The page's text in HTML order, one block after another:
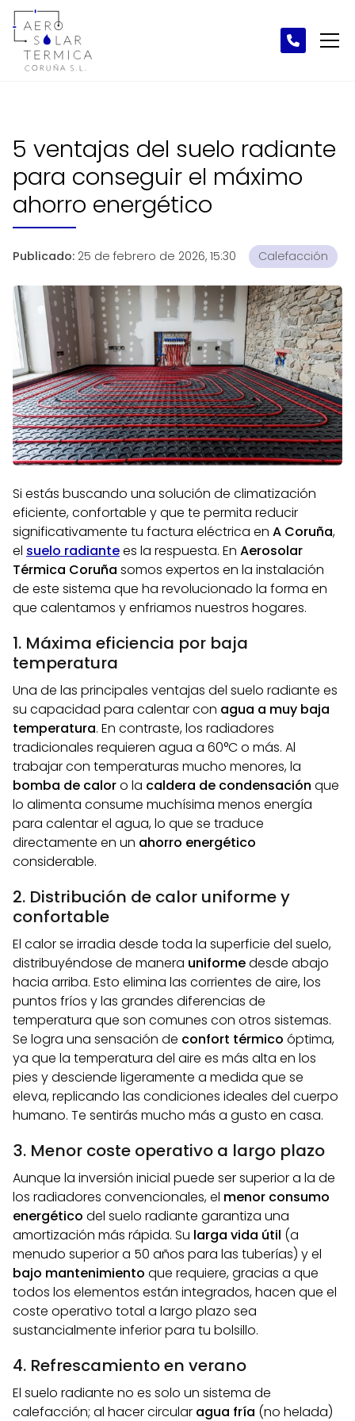
5 ventajas del suelo radiante
para conseguir el máximo
ahorro energético
Publicado: 25 de febrero de 2026, 15:30 Calefacción
Si estás buscando una solución de climatización
eficiente, confortable y que te permita reducir
significativamente tu factura eléctrica en A Coruña,
el suelo radiantees la respuesta. En Aerosolar
Térmica Coruña somos expertos en la instalación
de este sistema que ha revolucionado la forma en
que calentamos y enfriamos nuestros hogares.
1. Máxima eficiencia por baja
temperatura
Una de las principales ventajas del suelo radiante es
su capacidad para calentar con agua a muy baja
temperatura. En contraste, los radiadores
tradicionales requieren agua a 60°C o más. Al
trabajar con temperaturas mucho menores, la
bomba de caloro la caldera de condensación que
lo alimenta consume muchísima menos energía
para calentar el agua, lo que se traduce
directamente en un ahorro energético
considerable.
2. Distribución de calor uniforme y
confortable
El calor se irradia desde toda la superficie del suelo,
distribuyéndose de manera uniformedesde abajo
hacia arriba. Esto elimina las corrientes de aire, los
puntos fríos y las grandes diferencias de
temperatura que son comunes con otros sistemas.
Se logra una sensación de confort térmico óptima,
ya que la temperatura del aire es más alta en los
pies y desciende ligeramente a medida que se
eleva, replicando las condiciones ideales del cuerpo
humano. Te sentirás mucho más a gusto en casa.
3. Menor coste operativo a largo plazo
Aunque la inversión inicial puede ser superior a la de
los radiadores convencionales, el menor consumo
energético del suelo radiante garantiza una
amortización más rápida. Su larga vida útil (a
menudo superior a 50 años para las tuberías) y el
bajo mantenimiento que requiere, gracias a que
todos los elementos están integrados, hacen que el
coste operativo total a largo plazo sea
sustancialmente inferior para tu bolsillo.
4. Refrescamiento en verano
El suelo radiante no es solo un sistema de
calefacción; al hacer circular agua fría (no helada)